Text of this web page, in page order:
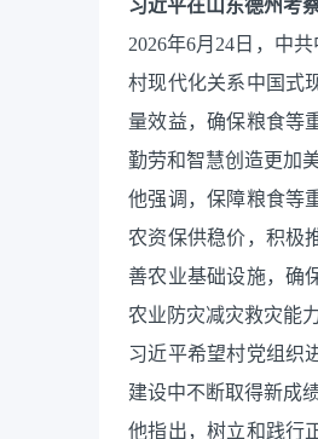
习近平在山东德州考
2026年6月24日，中
村现代化关系中国式
量效益，确保粮食等
勤劳和智慧创造更加
他强调，保障粮食等
农资保供稳价，积极
善农业基础设施，确
农业防灾减灾救灾能力
习近平希望村党组织
建设中不断取得新成
他指出，树立和践行